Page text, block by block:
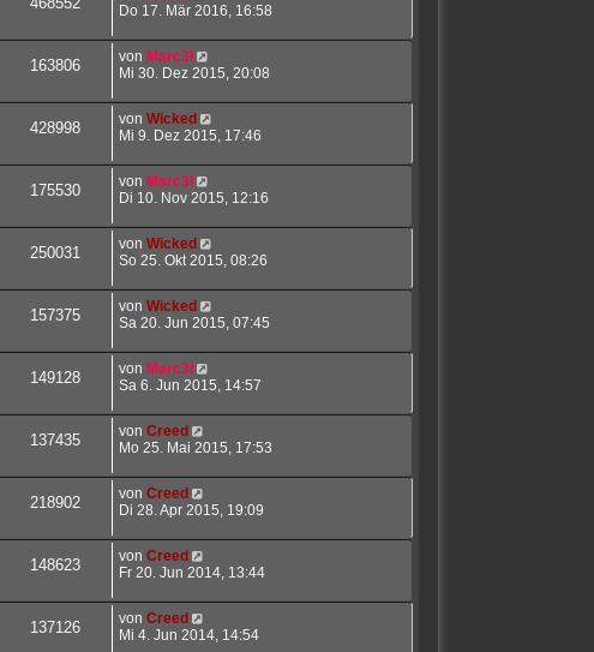
Do 17. Mär 2016, 16:58
163806 von Marc3l
Mi 30. Dez 2015, 20:08
428998 von Wicked
Mi 9. Dez 2015, 17:46
175530 von Marc3l
Di 10. Nov 2015, 12:16
250031 von Wicked
So 25. Okt 2015, 08:26
157375 von Wicked
Sa 20. Jun 2015, 07:45
149128 von Marc3l
Sa 6. Jun 2015, 14:57
137435 von Creed
Mo 25. Mai 2015, 17:53
218902 von Creed
Di 28. Apr 2015, 19:09
148623 von Creed
Fr 20. Jun 2014, 13:44
137126 von Creed
Mi 4. Jun 2014, 14:54